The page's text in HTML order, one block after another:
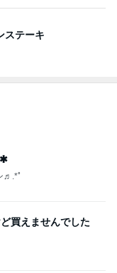
ステーキ
✱
♬.*ﾟ
買えませんでした